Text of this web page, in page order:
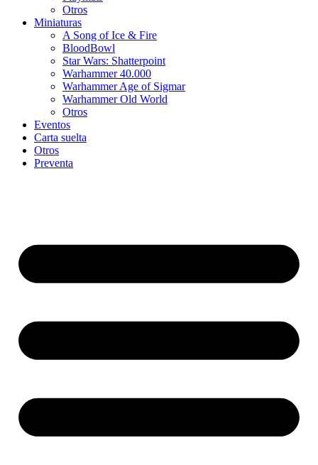
Otros
Miniaturas
A Song of Ice & Fire
BloodBowl
Star Wars: Shatterpoint
Warhammer 40.000
Warhammer Age of Sigmar
Warhammer Old World
Otros
Eventos
Carta suelta
Otros
Preventa